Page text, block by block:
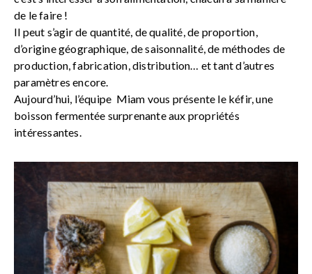
de le faire !
Il peut s’agir de quantité, de qualité, de proportion,
d’origine géographique, de saisonnalité, de méthodes de
production, fabrication, distribution… et tant d’autres
paramètres encore.
Aujourd’hui, l’équipe Miam vous présente le kéfir, une
boisson fermentée surprenante aux propriétés
intéressantes.